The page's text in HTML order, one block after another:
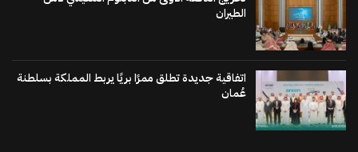
الطيران
اتفاقية جديدة تطلق ممرًا بريًا يربط المملكة بسلطنة
عُمان